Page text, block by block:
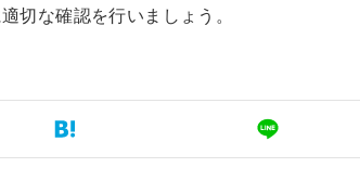
切な確認を行いましょう。